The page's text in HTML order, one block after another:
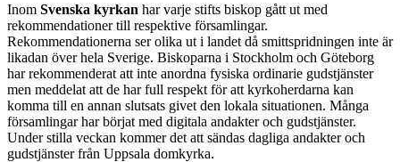
Inom Svenska kyrkan har varje stifts biskop gått ut med
rekommendationer till respektive församlingar.
Rekommendationerna ser olika ut i landet då smittspridningen inte är
likadan över hela Sverige. Biskoparna i Stockholm och Göteborg
har rekommenderat att inte anordna fysiska ordinarie gudstjänster
men meddelat att de har full respekt för att kyrkoherdarna kan
komma till en annan slutsats givet den lokala situationen. Många
församlingar har börjat med digitala andakter och gudstjänster.
Under stilla veckan kommer det att sändas dagliga andakter och
gudstjänster från Uppsala domkyrka.